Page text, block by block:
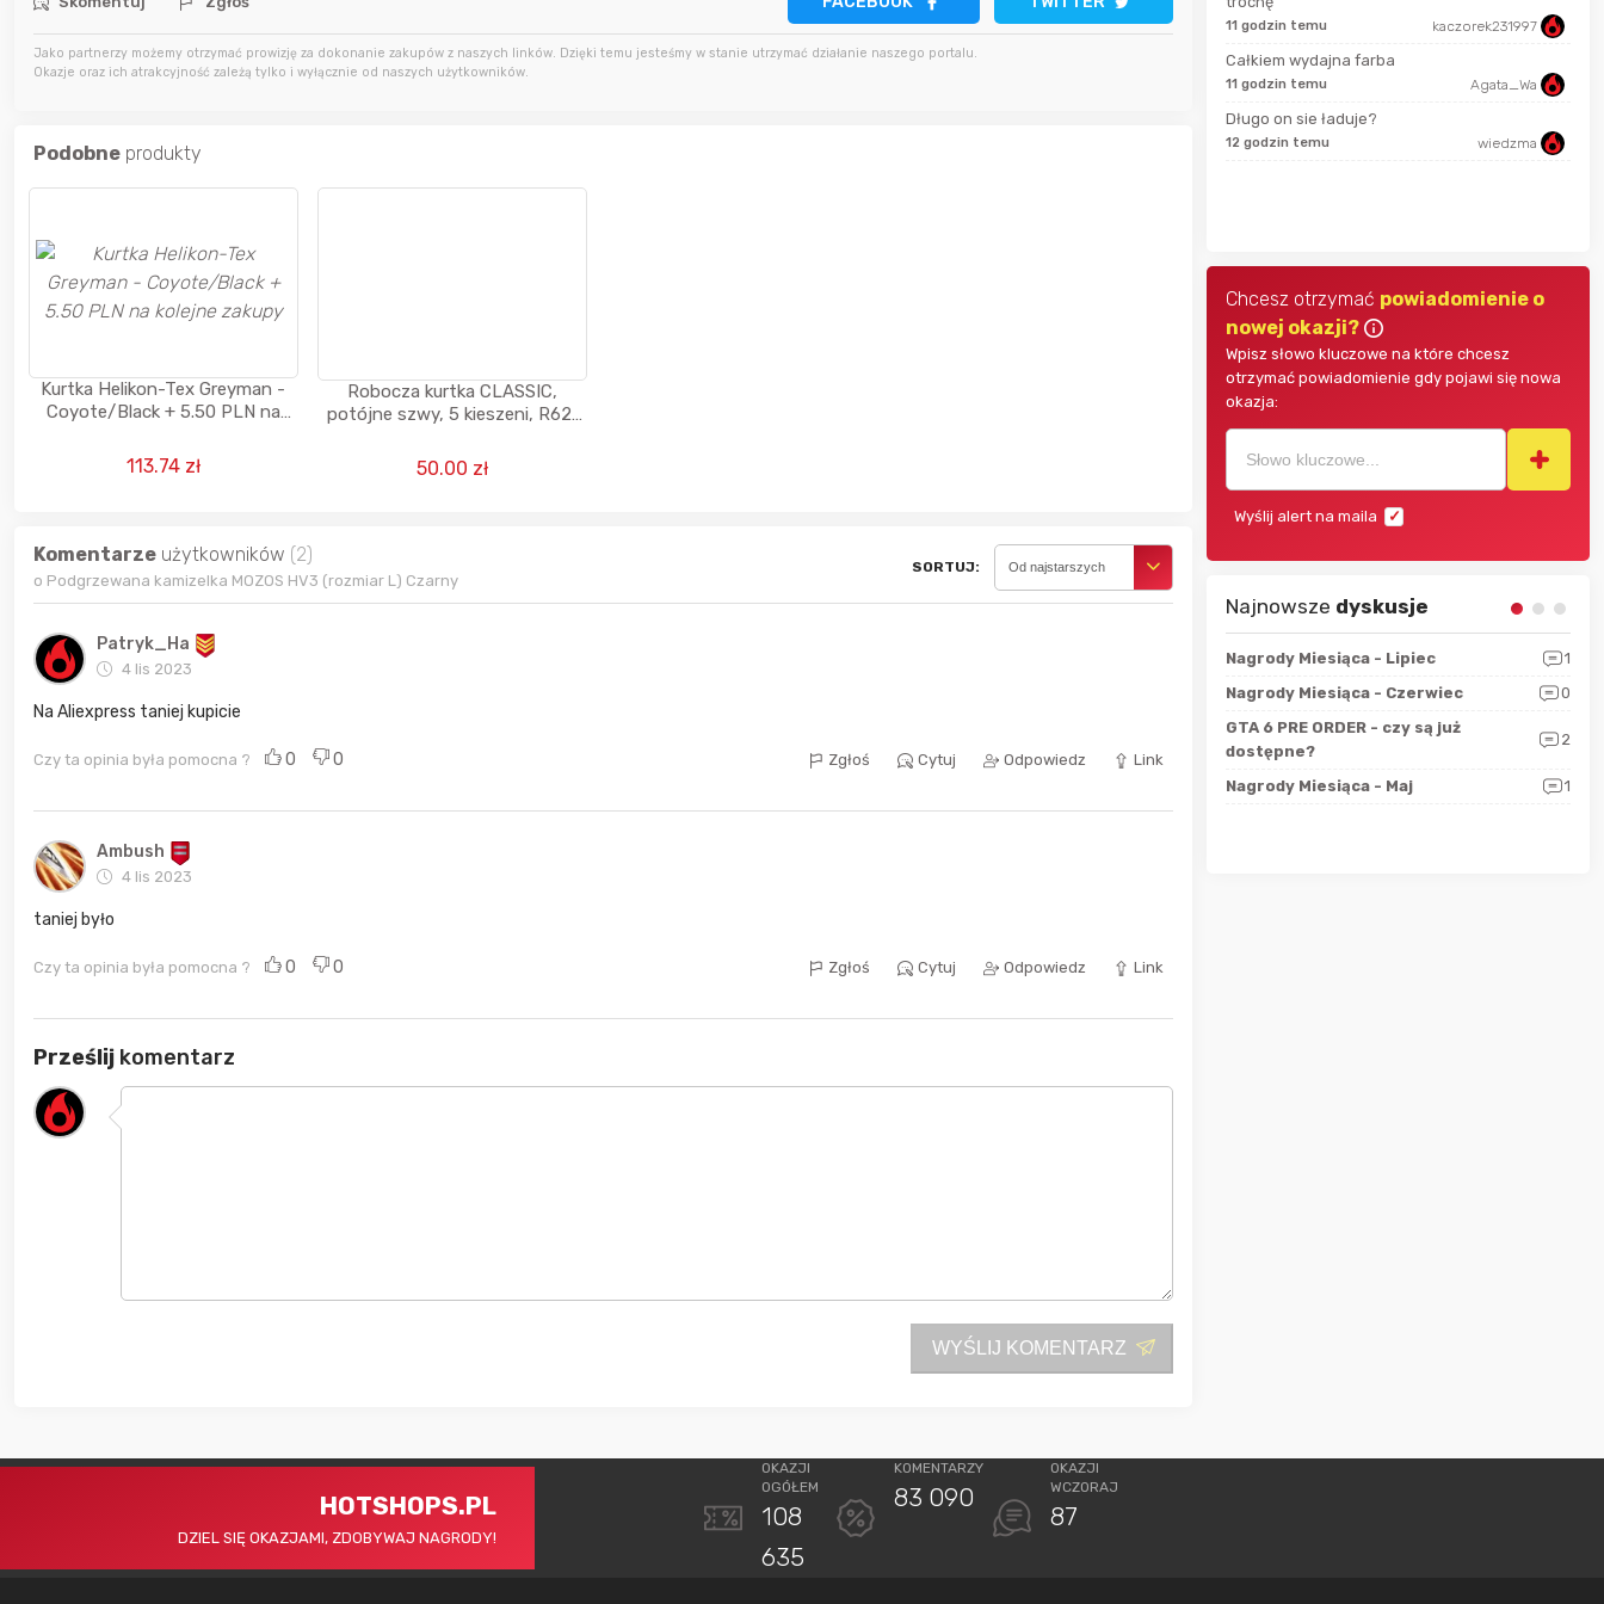
Jako partnerzy możemy otrzymać prowizję za dokonanie zakupów z naszych linków. Dzięki temu jesteśmy w stanie utrzymać działanie naszego portalu.
Okazje oraz ich atrakcyjność zależą tylko i wyłącznie od naszych użytkowników.
Podobne produkty
Kurtka Helikon-Tex Greyman -
Coyote/Black + 5.50 PLN na
113.74 zł
Robocza kurtka CLASSIC,
potójne szwy, 5 kieszeni, R62,
50.00 zł
Komentarze użytkowników (2)
o Podgrzewana kamizelka MOZOS HV3 (rozmiar L) Czarny
SORTUJ: Od najstarszych
Patryk_Ha
4 lis 2023
Na Aliexpress taniej kupicie
Czy ta opinia była pomocna ? 0 0 Zgłoś Cytuj Odpowiedz Link
Ambush
4 lis 2023
taniej było
Czy ta opinia była pomocna ? 0 0 Zgłoś Cytuj Odpowiedz Link
Prześlij komentarz
WYŚLIJ KOMENTARZ
minutę temu Bolkox 27 minut temu
11 godzin temu kaczorek231997
Całkiem wydajna farba
11 godzin temu Agata_Wa
Długo on sie ładuje?
12 godzin temu wiedzma
Chcesz otrzymać powiadomienie o
nowej okazji?
Wpisz słowo kluczowe na które chcesz
otrzymać powiadomienie gdy pojawi się nowa
okazja:
Wyślij alert na maila
Najnowsze dyskusje
Katalog nagród
Nagrody Miesiąca - Lipiec
1
Nagrody Miesiąca - Czerwiec
0
GTA 6 PRE ORDER - czy są już
dostępne?
2
Nagrody Miesiąca - Maj 1
HOTSHOPS.PL
DZIEL SIĘ OKAZJAMI, ZDOBYWAJ NAGRODY!
OKAZJI
OGÓŁEM
108
635
KOMENTARZY
83 090
OKAZJI
WCZORAJ
87